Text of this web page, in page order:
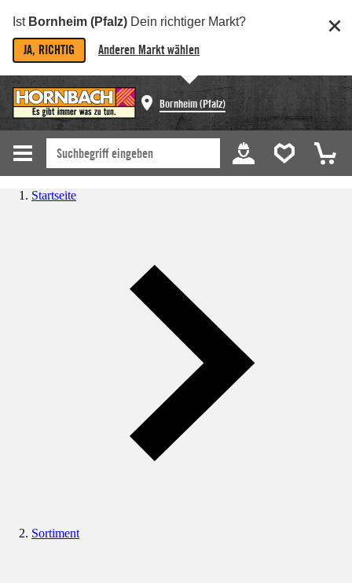
Ist Bornheim (Pfalz) Dein richtiger Markt?
JA, RICHTIG Anderen Markt wählen
Bornheim (Pfalz)
Startseite
Sortiment